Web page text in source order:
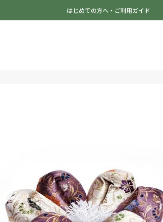
はじめての方へ・ご利用ガイド